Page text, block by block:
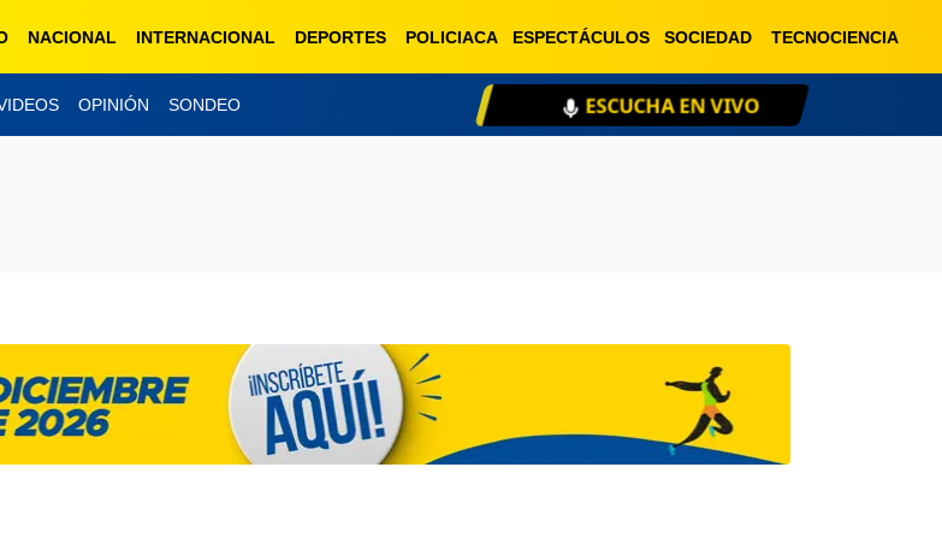
NACIONAL INTERNACIONAL DEPORTES POLICIACA ESPECTÁCULOS SOCIEDAD TECNOCIENCIA
OPINIÓN SONDEO ESCUCHA EN VIVO